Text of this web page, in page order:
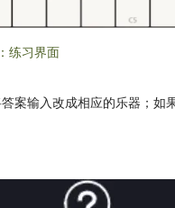
练习界面
案输入改成相应的乐器；